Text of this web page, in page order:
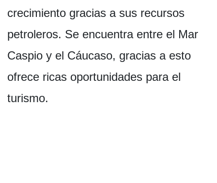
crecimiento gracias a sus recursos
petroleros. Se encuentra entre el Mar
Caspio y el Cáucaso, gracias a esto
ofrece ricas oportunidades para el
turismo.